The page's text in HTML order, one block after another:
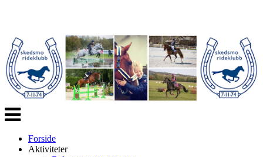
Veksle
navigasjon
Forside
Aktiviteter